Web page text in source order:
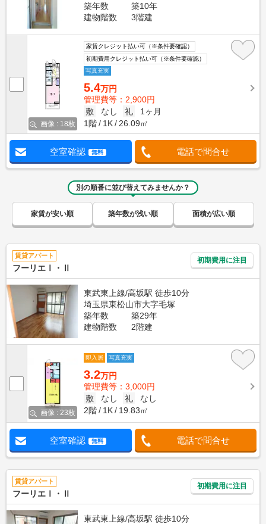
築年数
築10年
建物階数
3階建
画像 : 18枚
家賃クレジット払い可（※条件要確認）
初期費用クレジット払い可（※条件要確認）
写真充実
5.4万円
管理費等：2,900円
敷
なし 礼
1ヶ月
1階
1K 26.09㎡
空室確認 無料 電話で問合せ
別の順番に並び替えてみませんか？
家賃が安い順 築年数が浅い順 面積が広い順
賃貸アパート
フーリエⅠ・Ⅱ
初期費用に注目
東武東上線/高坂駅 徒歩10分
埼玉県東松山市大字毛塚
築年数
築29年
建物階数
2階建
画像 : 23枚
即入居 写真充実
3.2万円
管理費等：3,000円
敷
なし 礼
なし
2階
1K 19.83㎡
空室確認 無料 電話で問合せ
賃貸アパート
フーリエⅠ・Ⅱ
初期費用に注目
東武東上線/高坂駅 徒歩10分